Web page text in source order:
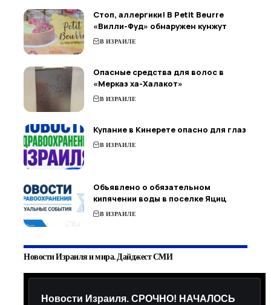
Стоп, аллергики! В Petit Beurre
«Вилли-Фуд» обнаружен кунжут
В ИЗРАИЛЕ
Опасные средства для волос в
«Мерказ ха-Халакот»
В ИЗРАИЛЕ
Купание в Кинерете опасно для глаз
В ИЗРАИЛЕ
Объявлено о обязательном
кипячении воды в поселке Яциц
В ИЗРАИЛЕ
Новости Израиля и мира. Дайджест СМИ